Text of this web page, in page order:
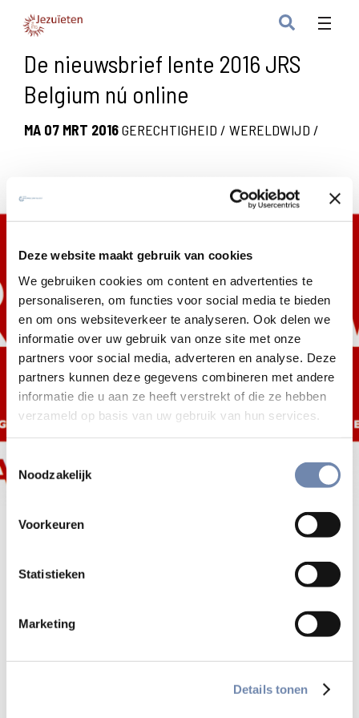
Deze website maakt gebruik van cookies
We gebruiken cookies om content en advertenties te
personaliseren, om functies voor social media te bieden
en om ons websiteverkeer te analyseren. Ook delen we
informatie over uw gebruik van onze site met onze
partners voor social media, adverteren en analyse. Deze
partners kunnen deze gegevens combineren met andere
informatie die u aan ze heeft verstrekt of die ze hebben
verzameld op basis van uw gebruik van hun services.
Noodzakelijk
Voorkeuren
Statistieken
Marketing
Details tonen
De nieuwsbrief lente 2016 JRS
Belgium nú online
MA 07 MRT 2016GERECHTIGHEID / WERELDWIJD /
Begeleiden, dienen en verdedigen, in
Bekijk alle nieuwsberichten